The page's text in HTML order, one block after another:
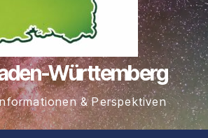
Württemberg
& Perspektiven